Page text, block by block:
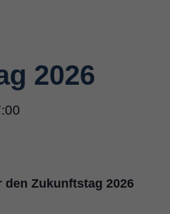
2026
den Zukunftstag 2026